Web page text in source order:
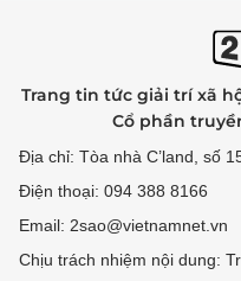
Trang tin tức giải trí xã
Cổ phần
Địa chỉ: Tòa nhà C’land, số
Điện thoại: 094 388 8166
Email: 2sao@vietnamnet.vn
Chịu trách nhiệm nội dung: